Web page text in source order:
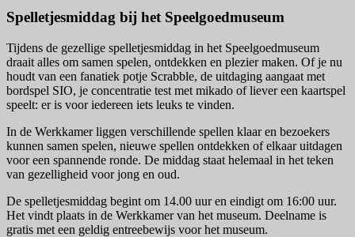
Spelletjesmiddag bij het Speelgoedmuseum
Tijdens de gezellige spelletjesmiddag in het Speelgoedmuseum
draait alles om samen spelen, ontdekken en plezier maken. Of je nu
houdt van een fanatiek potje Scrabble, de uitdaging aangaat met
bordspel SIO, je concentratie test met mikado of liever een kaartspel
speelt: er is voor iedereen iets leuks te vinden.
In de Werkkamer liggen verschillende spellen klaar en bezoekers
kunnen samen spelen, nieuwe spellen ontdekken of elkaar uitdagen
voor een spannende ronde. De middag staat helemaal in het teken
van gezelligheid voor jong en oud.
De spelletjesmiddag begint om 14.00 uur en eindigt om 16:00 uur.
Het vindt plaats in de Werkkamer van het museum. Deelname is
gratis met een geldig entreebewijs voor het museum.